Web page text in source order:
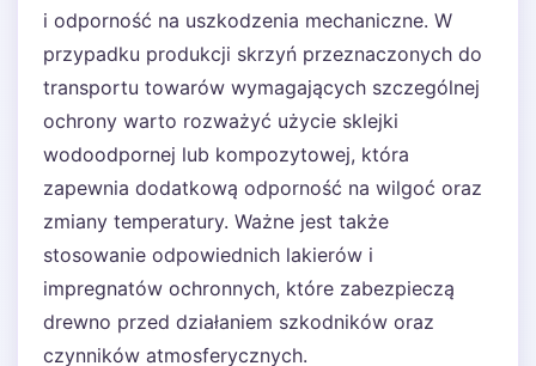
i odporność na uszkodzenia mechaniczne. W
przypadku produkcji skrzyń przeznaczonych do
transportu towarów wymagających szczególnej
ochrony warto rozważyć użycie sklejki
wodoodpornej lub kompozytowej, która
zapewnia dodatkową odporność na wilgoć oraz
zmiany temperatury. Ważne jest także
stosowanie odpowiednich lakierów i
impregnatów ochronnych, które zabezpieczą
drewno przed działaniem szkodników oraz
czynników atmosferycznych.